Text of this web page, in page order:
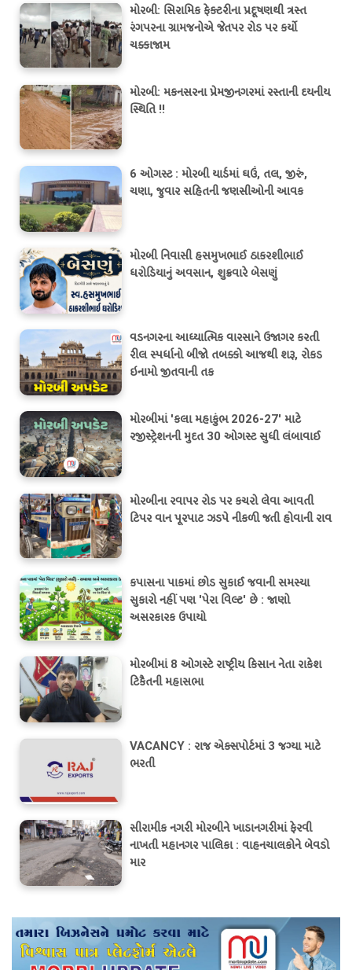
મોરબી: સિરામિક ફેક્ટરીના પ્રદૂષણથી ત્રસ્ત
રંગપરના ગ્રામજનોએ જેતપર રોડ પર કર્યો
ચક્કાજામ
મોરબી: મકનસરના પ્રેમજીનગરમાં રસ્તાની દયનીય
સ્થિતિ !!
6 ઓગસ્ટ : મોરબી યાર્ડમાં ઘઉં, તલ, જીરું,
ચણા, જુવાર સહિતની જણસીઓની આવક
મોરબી નિવાસી હસમુખભાઈ ઠાકરશીભાઈ
ધરોડિયાનું અવસાન, શુક્રવારે બેસણું
વડનગરના આધ્યાત્મિક વારસાને ઉજાગર કરતી
રીલ સ્પર્ધાનો બીજો તબક્કો આજથી શરૂ, રોકડ
ઇનામો જીતવાની તક
મોરબીમાં 'કલા મહાકુંભ 2026-27' માટે
રજીસ્ટ્રેશનની મુદત 30 ઓગસ્ટ સુધી લંબાવાઈ
મોરબીના રવાપર રોડ પર કચરો લેવા આવતી
ટિપર વાન પૂરપાટ ઝડપે નીકળી જતી હોવાની રાવ
કપાસના પાકમાં છોડ સુકાઈ જવાની સમસ્યા
સુકારો નહીં પણ 'પેરા વિલ્ટ' છે : જાણો
અસરકારક ઉપાયો
મોરબીમાં 8 ઓગસ્ટે રાષ્ટ્રીય કિસાન નેતા રાકેશ
ટિકૈતની મહાસભા
VACANCY : રાજ એક્સપોર્ટમાં 3 જગ્યા માટે
ભરતી
સીરામીક નગરી મોરબીને ખાડાનગરીમાં ફેરવી
નાખતી મહાનગર પાલિકા : વાહનચાલકોને બેવડો
માર